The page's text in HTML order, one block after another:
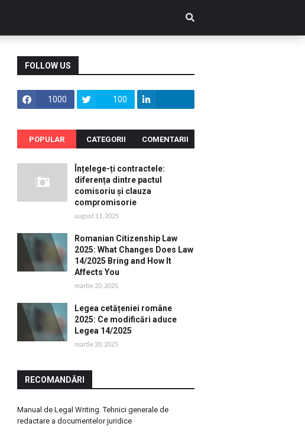
FOLLOW US
1000 100
POPULAR CATEGORII COMENTARII
Înțelege-ți contractele:
diferența dintre pactul
comisoriu și clauza
compromisorie
august 11, 2025
Romanian Citizenship Law
2025: What Changes Does Law
14/2025 Bring and How It
Affects You
martie 20, 2025
Legea cetățeniei române
2025: Ce modificări aduce
Legea 14/2025
martie 20, 2025
RECOMANDĂRI
Manual de Legal Writing. Tehnici generale de
redactare a documentelor juridice